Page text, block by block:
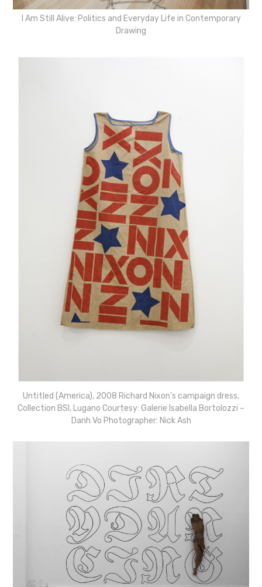
I Am Still Alive: Politics and Everyday Life in Contemporary
Drawing
Untitled (America), 2008 Richard Nixon’s campaign dress,
Collection BSI, Lugano Courtesy: Galerie Isabella Bortolozzi –
Danh Vo Photographer: Nick Ash